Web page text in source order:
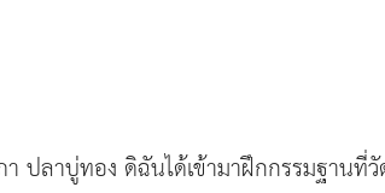
ปลาบู่ทอง ดิฉันได้เข้ามาฝึกกรรมฐา